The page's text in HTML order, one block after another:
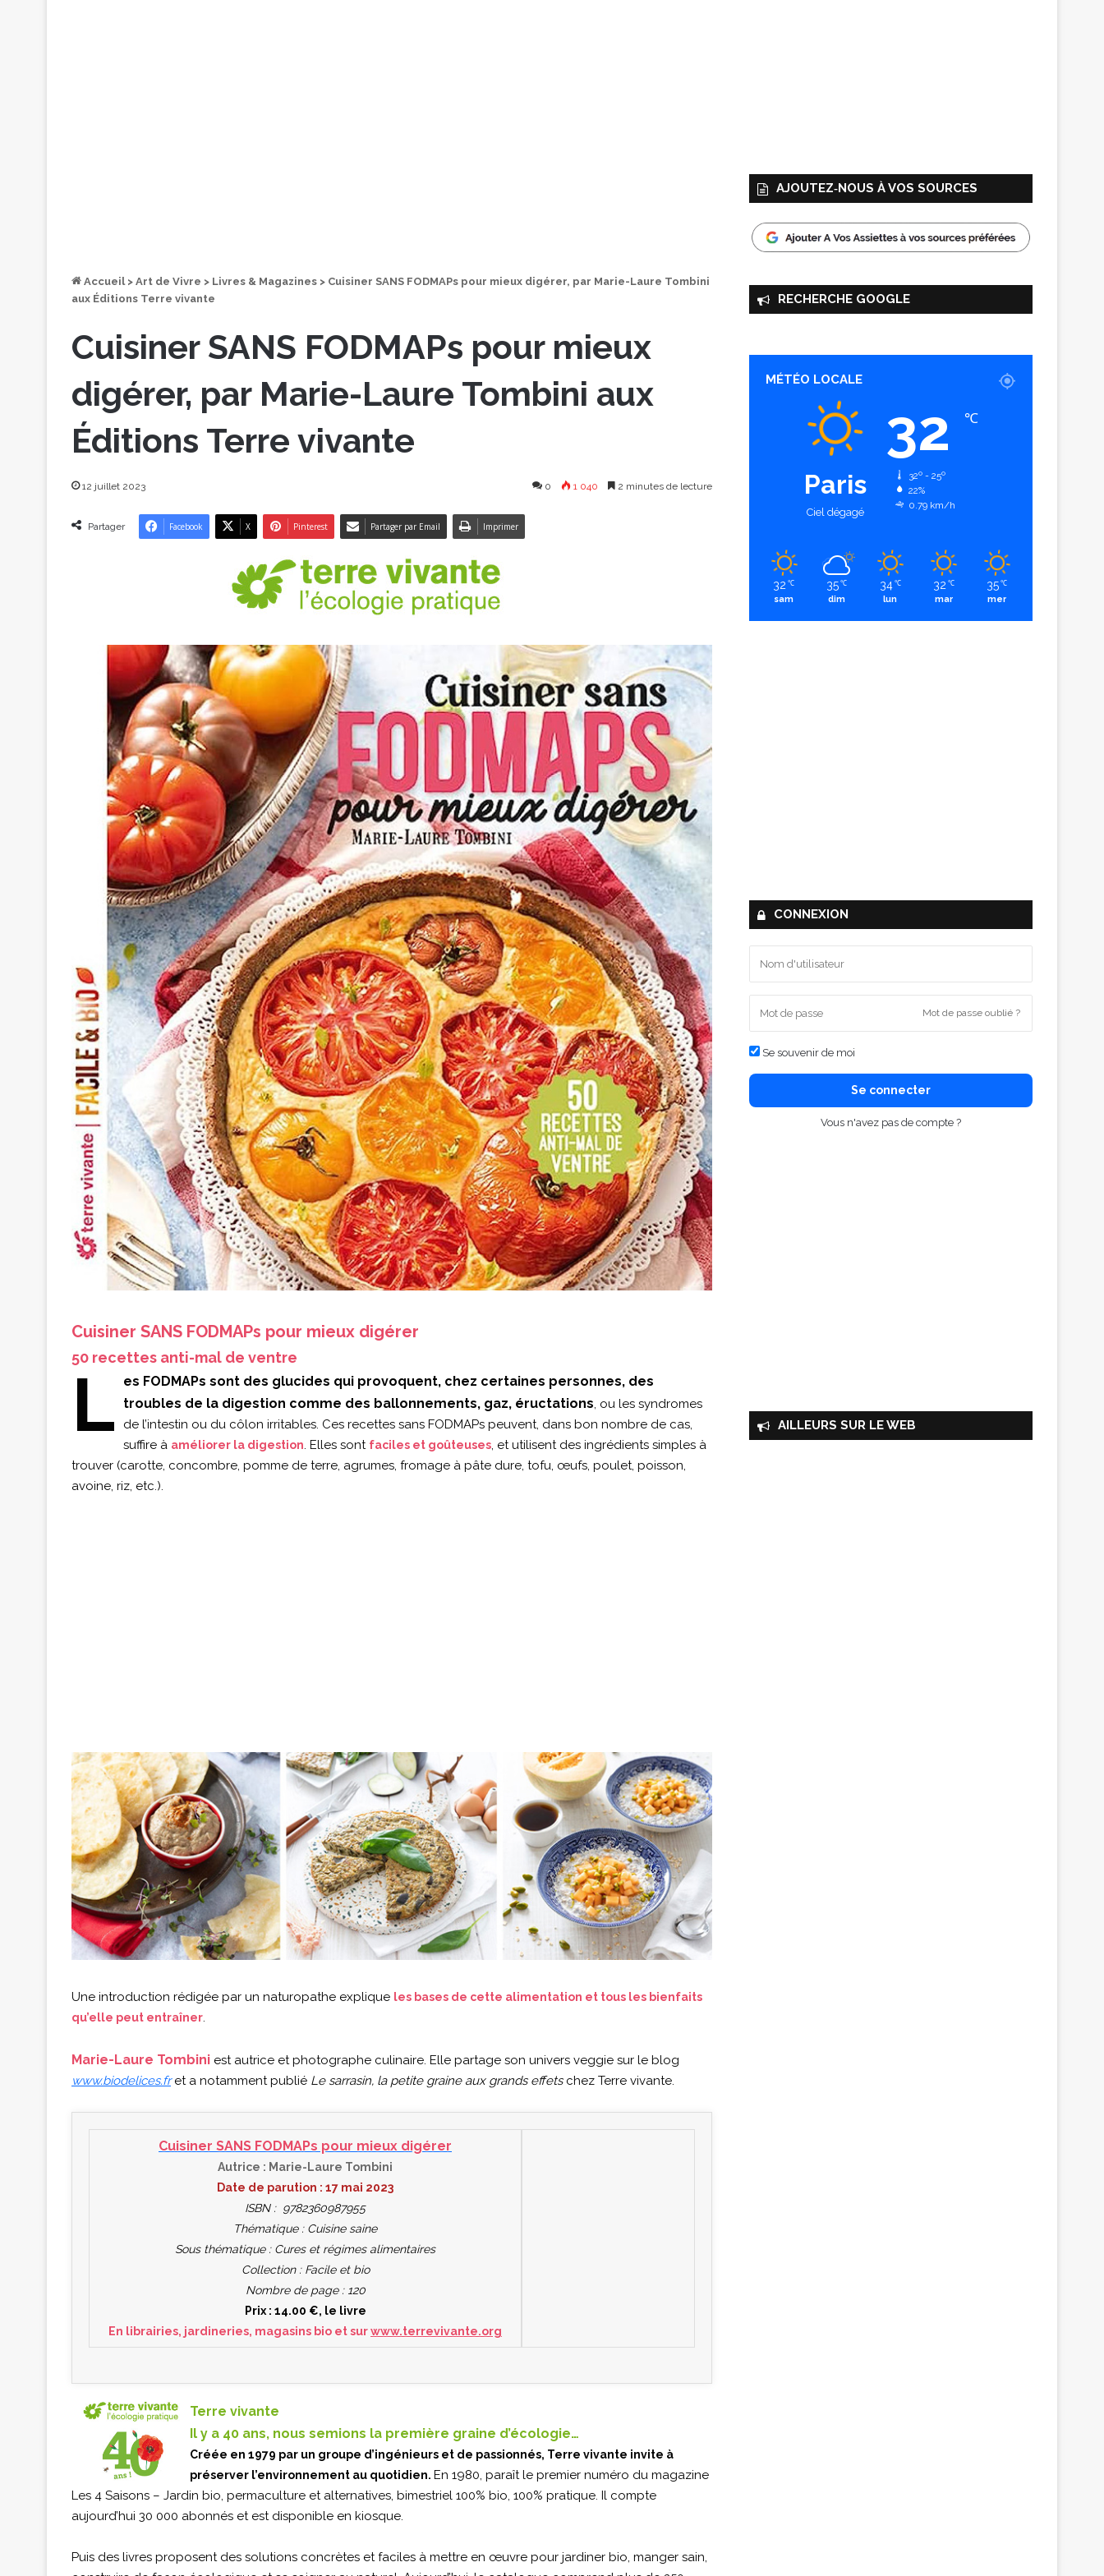
Accueil > Art de Vivre > Livres & Magazines > Cuisiner SANS FODMAPs pour mieux digérer, par Marie-Laure Tombini
aux Éditions Terre vivante
Cuisiner SANS FODMAPs pour mieux
digérer, par Marie-Laure Tombini aux
Éditions Terre vivante
12 juillet 2023 0 1 040 2 minutes de lecture
Partager Facebook X Pinterest Partager par Email Imprimer
Cuisiner SANS FODMAPs pour mieux digérer
50 recettes anti-mal de ventre
L
es FODMAPs sont des glucides qui provoquent, chez certaines personnes, des
troubles de la digestion comme des ballonnements, gaz, éructations, ou les syndromes
de l’intestin ou du côlon irritables. Ces recettes sans FODMAPs peuvent, dans bon nombre de cas,
suffire à améliorer la digestion. Elles sont faciles et goûteuses, et utilisent des ingrédients simples à
trouver (carotte, concombre, pomme de terre, agrumes, fromage à pâte dure, tofu, œufs, poulet, poisson,
avoine, riz, etc.).
Une introduction rédigée par un naturopathe explique les bases de cette alimentation et tous les bienfaits
qu’elle peut entraîner.
Marie-Laure Tombini est autrice et photographe culinaire. Elle partage son univers veggie sur le blog
www.biodelices.fret a notamment publié Le sarrasin, la petite graine aux grands effetschez Terre vivante.
Cuisiner SANS FODMAPs pour mieux digérer
Autrice : Marie-Laure Tombini
Date de parution : 17 mai 2023
ISBN : 9782360987955
Thématique : Cuisine saine
Sous thématique : Cures et régimes alimentaires
Collection : Facile et bio
Nombre de page : 120
Prix : 14.00 €, le livre
En librairies, jardineries, magasins bio et surwww.terrevivante.org
Terre vivante
Il y a 40 ans, nous semions la première graine d’écologie…
Créée en 1979 par un groupe d’ingénieurs et de passionnés, Terre vivante invite à
préserver l’environnement au quotidien. En 1980, paraît le premier numéro du magazine
Les 4 Saisons – Jardin bio, permaculture et alternatives, bimestriel 100% bio, 100% pratique. Il compte
aujourd’hui 30 000 abonnés et est disponible en kiosque.
Puis des livres proposent des solutions concrètes et faciles à mettre en œuvre pour jardiner bio, manger sain,
AJOUTEZ‑NOUS À VOS SOURCES
RECHERCHE GOOGLE
MÉTÉO LOCALE
Paris
Ciel dégagé
32 ℃
32º - 25º
22%
0.79 km/h
32 ℃
sam
35 ℃
dim
34 ℃
lun
32 ℃
mar
35 ℃
mer
CONNEXION
Mot de passe oublié ?
Se souvenir de moi
Se connecter
Vous n'avez pas de compte ?
AILLEURS SUR LE WEB